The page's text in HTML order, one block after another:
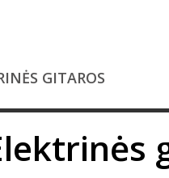
GITAROS